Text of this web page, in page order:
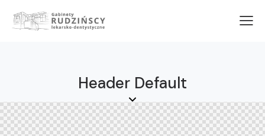
Header Default